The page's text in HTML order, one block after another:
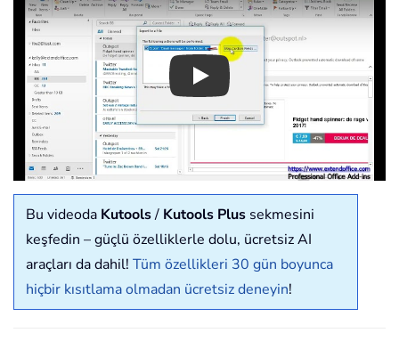
Play
Bu videoda Kutools/ Kutools Plus sekmesini
keşfedin – güçlü özelliklerle dolu, ücretsiz AI
araçları da dahil! Tüm özellikleri 30 gün boyunca
hiçbir kısıtlama olmadan ücretsiz deneyin!